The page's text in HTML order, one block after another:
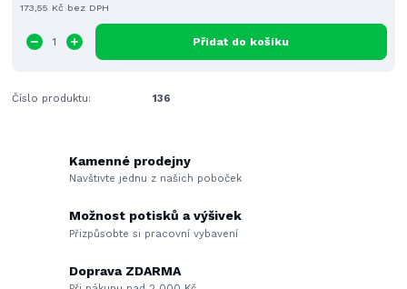
173,55 Kč bez DPH
Přidat do košíku
Číslo produktu: 136
Kamenné prodejny
Navštivte jednu z našich poboček
Možnost potisků a výšivek
Přizpůsobte si pracovní vybavení
Doprava ZDARMA